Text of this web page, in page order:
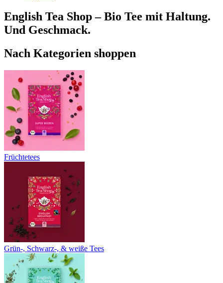
English Tea Shop – Bio Tee mit Haltung.
Und Geschmack.
Nach Kategorien shoppen
Früchtetees
Grün-, Schwarz-, & weiße Tees